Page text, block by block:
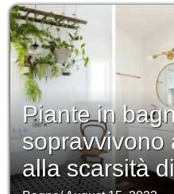
Piante in
sopravvivono
alla scarsità